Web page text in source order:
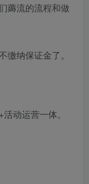
薅流的流程和做
纳保证金了。
动运营一体。